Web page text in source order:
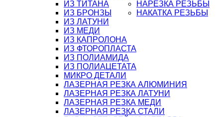
ИЗ ТИТАНА
ИЗ БРОНЗЫ
ИЗ ЛАТУНИ
ИЗ МЕДИ
ИЗ КАПРОЛОНА
ИЗ ФТОРОПЛАСТА
ИЗ ПОЛИАМИДА
ИЗ ПОЛИАЦЕТАТА
МИКРО ДЕТАЛИ
ЛАЗЕРНАЯ РЕЗКА АЛЮМИНИЯ
ЛАЗЕРНАЯ РЕЗКА ЛАТУНИ
ЛАЗЕРНАЯ РЕЗКА МЕДИ
ЛАЗЕРНАЯ РЕЗКА СТАЛИ
НАРЕЗКА РЕЗЬБЫ
НАКАТКА РЕЗЬБЫ